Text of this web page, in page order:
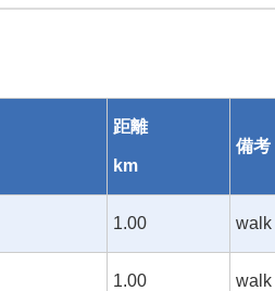
距離
km
備考
1.00 walk
1.00 walk